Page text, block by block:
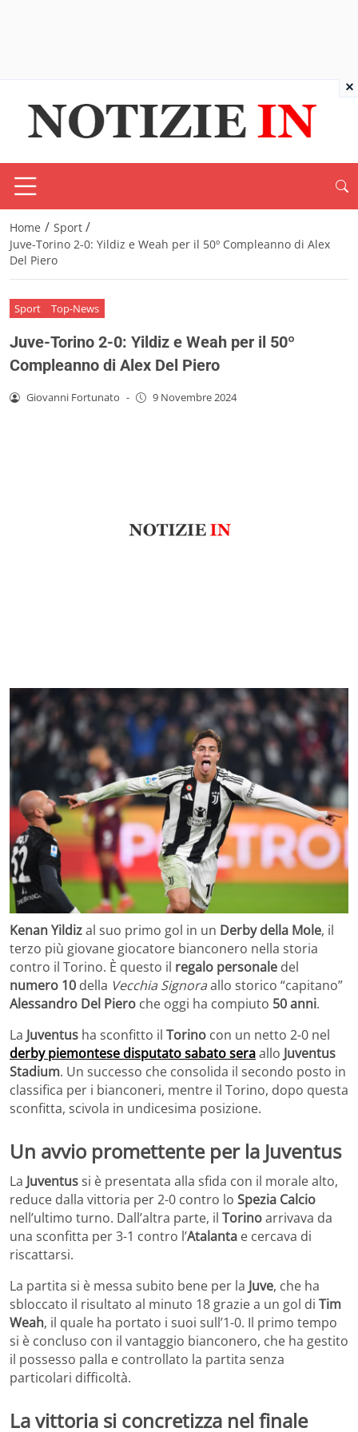
Home / Sport /
Juve-Torino 2-0: Yildiz e Weah per il 50º Compleanno di Alex
Del Piero
Sport Top-News
Juve-Torino 2-0: Yildiz e Weah per il 50º
Compleanno di Alex Del Piero
Giovanni Fortunato - 9 Novembre 2024
Kenan Yildizal suo primo gol in un Derby della Mole, il
terzo più giovane giocatore bianconero nella storia
contro il Torino. È questo il regalo personale del
numero 10 della Vecchia Signoraallo storico “capitano”
Alessandro Del Piero che oggi ha compiuto 50 anni.
La Juventus ha sconfitto il Torino con un netto 2-0 nel
derby piemontese disputato sabato seraallo Juventus
Stadium. Un successo che consolida il secondo posto in
classifica per i bianconeri, mentre il Torino, dopo questa
sconfitta, scivola in undicesima posizione.
Un avvio promettente per la Juventus
La Juventussi è presentata alla sfida con il morale alto,
reduce dalla vittoria per 2-0 contro lo Spezia Calcio
nell’ultimo turno. Dall’altra parte, il Torinoarrivava da
una sconfitta per 3-1 contro l’Atalanta e cercava di
riscattarsi.
La partita si è messa subito bene per la Juve, che ha
sbloccato il risultato al minuto 18 grazie a un gol di Tim
Weah, il quale ha portato i suoi sull’1-0. Il primo tempo
si è concluso con il vantaggio bianconero, che ha gestito
il possesso palla e controllato la partita senza
particolari difficoltà.
La vittoria si concretizza nel finale
×